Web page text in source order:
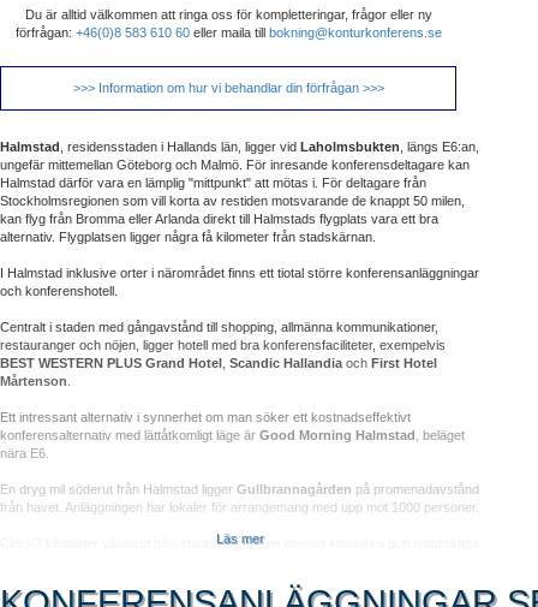
Du är alltid välkommen att ringa oss för kompletteringar, frågor eller ny
förfrågan: +46(0)8 583 610 60eller maila till bokning@konturkonferens.se
>>> Information om hur vi behandlar din förfrågan >>>
Halmstad , residensstaden i Hallands län, ligger vid Laholmsbukten , längs E6:an,
ungefär mittemellan Göteborg och Malmö. För inresande konferensdeltagare kan
Halmstad därför vara en lämplig "mittpunkt" att mötas i. För deltagare från
Stockholmsregionen som vill korta av restiden motsvarande de knappt 50 milen,
kan flyg från Bromma eller Arlanda direkt till Halmstads flygplats vara ett bra
alternativ. Flygplatsen ligger några få kilometer från stadskärnan.
I Halmstad inklusive orter i närområdet finns ett tiotal större konferensanläggningar
och konferenshotell.
Centralt i staden med gångavstånd till shopping, allmänna kommunikationer,
restauranger och nöjen, ligger hotell med bra konferensfaciliteter, exempelvis
BEST WESTERN PLUS Grand Hotel Scandic Hallandia och First Hotel
Mårtenson
Ett intressant alternativ i synnerhet om man söker ett kostnadseffektivt
konferensalternativ med lättåtkomligt läge är Good Morning Halmstad , beläget
nära E6.
En dryg mil söderut från Halmstad ligger Gullbrannagården på promenadavstånd
från havet. Anläggningen har lokaler för arrangemang med upp mot 1000 personer.
Cirka 7 kilometer västerut från staden ligger den elegant klassiska och natursköna
de båda högklassiga golfbanorna och den storslagna havsstranden. Tylebäck kan
Läs mer